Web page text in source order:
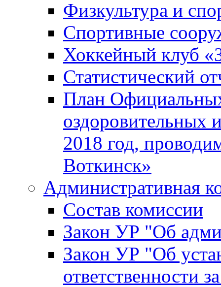
Физкультура и
Спортивные
Хоккейный клуб
Статистический
План
оздоровительных
2018 год,
Воткинск»
Административная
Состав комиссии
Закон УР "Об
Закон УР "Об
ответственности